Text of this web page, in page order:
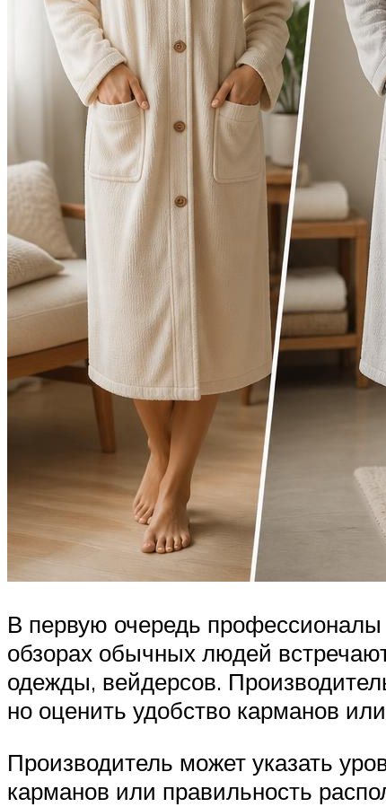
В первую очередь
обзорах обычных людей
одежды, вейдерсов.
но оценить удобство карманов
Производитель может указать
карманов или правильность